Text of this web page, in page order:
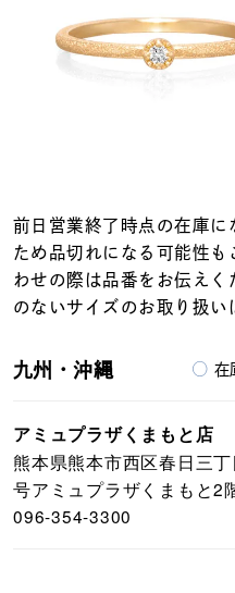
在庫あ
前日営業終了時点の在庫に
ため品切れになる可能性
わせの際は品番をお伝え
のないサイズのお取り扱い
○ 在
九州・沖縄
アミュプラザくまもと店
熊本県熊本市西区春日三
号アミュプラザくまもと2
096-354-3300